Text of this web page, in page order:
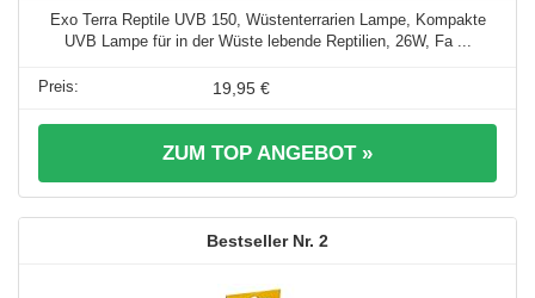
Exo Terra Reptile UVB 150, Wüstenterrarien Lampe, Kompakte
UVB Lampe für in der Wüste lebende Reptilien, 26W, Fa ...
19,95 €
ZUM TOP ANGEBOT »
2